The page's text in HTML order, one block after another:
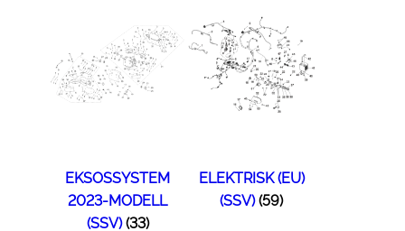
EKSOSSYSTEM
2023-MODELL
(SSV)(33)
ELEKTRISK (EU)
(SSV)(59)